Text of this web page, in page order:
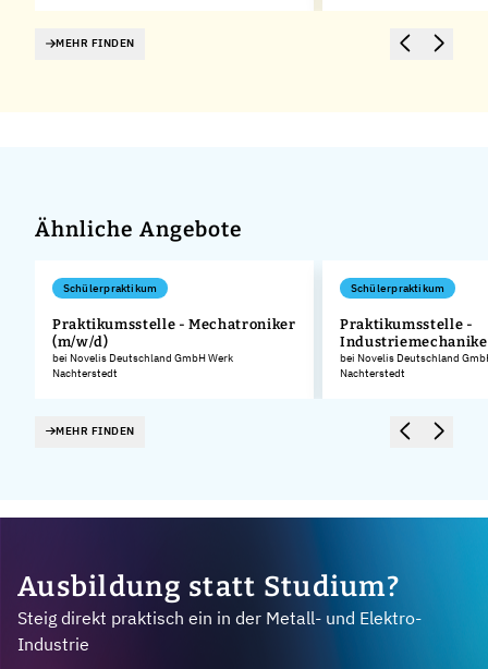
MEHR FINDEN
Ähnliche Angebote
Schülerpraktikum
Praktikumsstelle - Mechatroniker
(m/w/d)
bei Novelis Deutschland GmbH Werk
Nachterstedt
Schülerpraktikum
Praktikumsstelle -
bei Novelis Deutschland
Nachterstedt
MEHR FINDEN
Ausbildung statt Studium?
Steig direkt praktisch ein in der Metall- und Elektro-
Industrie